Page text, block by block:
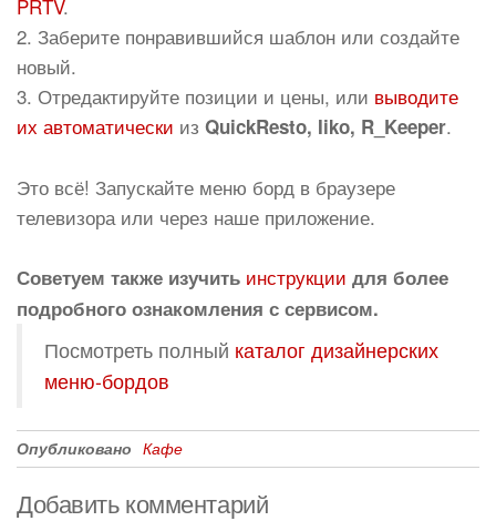
PRTV.
2. Заберите понравившийся шаблон или создайте
новый.
3. Отредактируйте позиции и цены, или выводите
их автоматически из QuickResto, Iiko, R_Keeper.
Это всё! Запускайте меню борд в браузере
телевизора или через наше приложение.
Советуем также изучить инструкции для более
подробного ознакомления с сервисом.
Посмотреть полный каталог дизайнерских
меню-бордов
Опубликовано Кафе
Добавить комментарий